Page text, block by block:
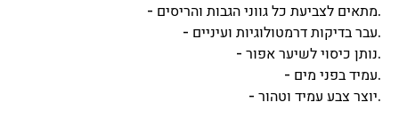
- מתאים לצביעת כל גווני הגבות והריסים.
- עבר בדיקות דרמטולוגיות ועיניים.
- נותן כיסוי לשיער אפור.
- עמיד בפני מים.
- יוצר צבע עמיד וטהור.